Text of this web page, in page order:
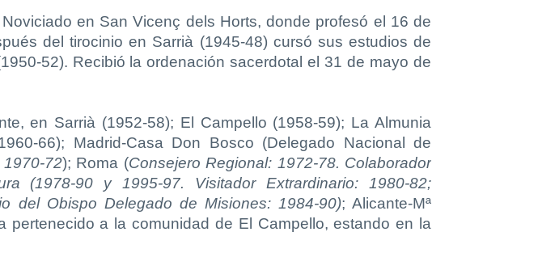
en San Vicenç dels Horts, donde profesó el 16 de
del tirocinio en Sarrià (1945-48) cursó sus estudios de
52). Recibió la ordenación sacerdotal el 31 de mayo de
en Sarrià (1952-58); El Campello (1958-59); La Almunia
66); Madrid-Casa Don Bosco (Delegado Nacional de
1970-72); Roma (Consejero Regional: 1972-78. Colaborador
(1978-90 y 1995-97. Visitador Extrardinario: 1980-82;
del Obispo Delegado de Misiones: 1984-90); Alicante-Mª
a la comunidad de El Campello, estando en la